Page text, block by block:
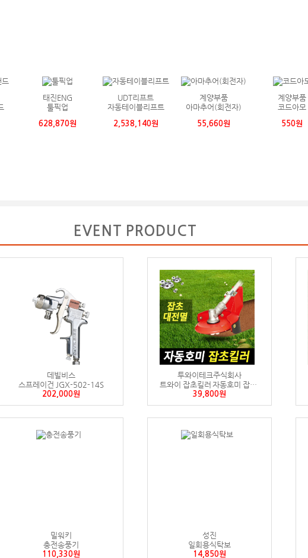
태진ENG
툴픽업
628,870원
UDT리프트
자동테이블리프트
2,538,140원
계양부품
아마추어(회전자)
55,660원
계양부품
코드아모
550원
EVENT PRODUCT
데빌비스
스프레이건 JGX-502-14S
202,000원
투와이테크주식회사
트와이 잡초킬러 자동호미 잡초제거 예초기날 안전날 잔디깍기 제초기
39,800원
밀워키
충전송풍기
110,330원
성진
일회용식탁보
14,850원